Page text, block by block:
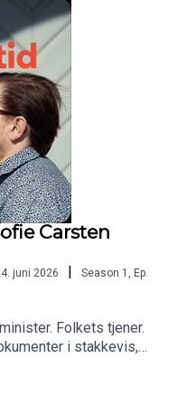
bare, at det var
Carsten
juni 2026 Season 1 , Ep.
Folkets tjener.
i stakkevis,
paragraf 20,
Nytter det